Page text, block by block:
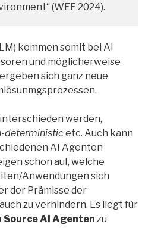
(WEF 2024).
kommen somit bei AI
und möglicherweise
sich ganz neue
werden,
deterministicetc. Auch kann
AI Agenten
schon auf, welche
Anwendungen sich
der Prämisse der
zu verhindern. Es liegt für
Source AI Agenten zu